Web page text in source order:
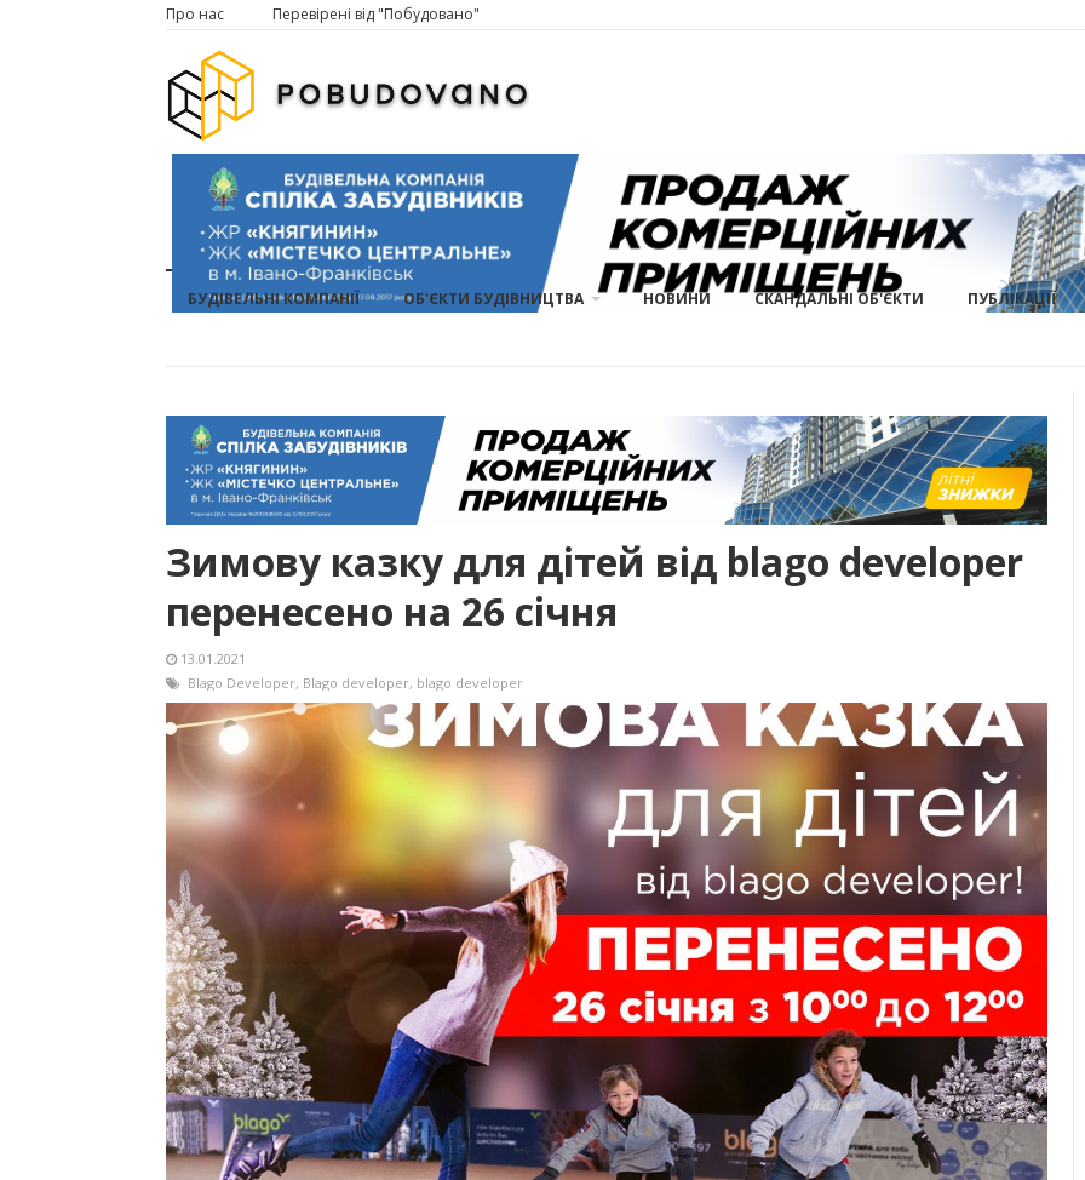
Про нас Перевірені від "Побудовано"
БУДІВЕЛЬНІ КОМПАНІЇ ОБ'ЄКТИ БУДІВНИЦТВА НОВИНИ СКАНДАЛЬНІ ОБ'ЄКТИ ПУБЛІКАЦІЇ
Зимову казку для дітей від blago developer
перенесено на 26 січня
13.01.2021
Blago Developer, Blago developer, blago developer